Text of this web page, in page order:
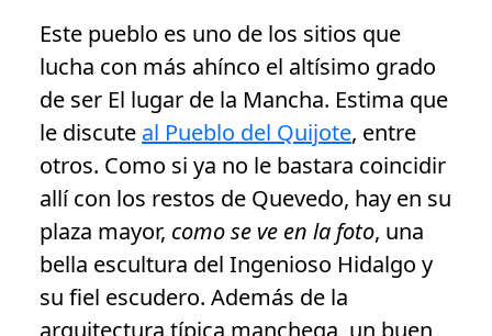
Este pueblo es uno de los sitios que
lucha con más ahínco el altísimo grado
de ser El lugar de la Mancha. Estima que
le discute al Pueblo del Quijote, entre
otros. Como si ya no le bastara coincidir
allí con los restos de Quevedo, hay en su
plaza mayor, como se ve en la foto, una
bella escultura del Ingenioso Hidalgo y
su fiel escudero. Además de la